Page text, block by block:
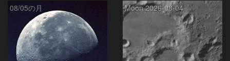
08/05の月 Moon 2026-08-04